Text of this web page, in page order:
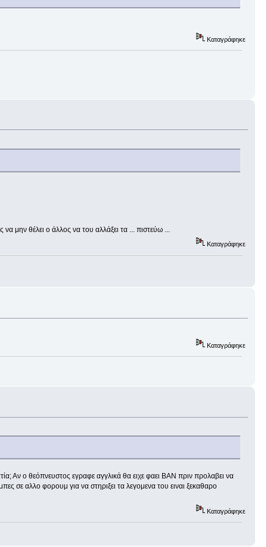
Καταγράφηκε
μην θέλει ο άλλος να του αλλάξει τα ... πιστεύω ...
Καταγράφηκε
Καταγράφηκε
Αν ο θεόπνευστος εγραφε αγγλικά θα ειχε φαει ΒΑΝ πριν προλαβει να
σε αλλο φορουμ για να στηριξει τα λεγομενα του ειναι ξεκαθαρο
Καταγράφηκε